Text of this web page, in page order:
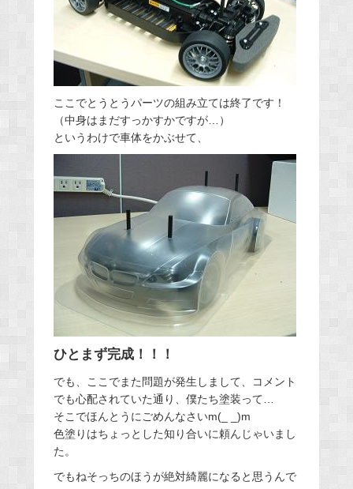
ここでとうとうパーツの組み立ては終了です！
（中身はまだすっかすかですが…）
というわけで車体をかぶせて、
ひとまず完成！！！
でも、ここでまた問題が発生しまして、コメント
でも心配されていた通り、僕たち塗装って…
そこでほんとうにごめんなさいm(_ _)m
色塗りはちょっとした知り合いに頼んじゃいまし
た。
でもねそっちのほうが絶対綺麗になると思うんで